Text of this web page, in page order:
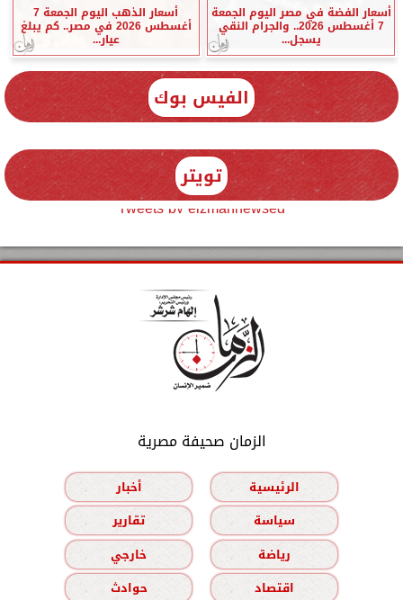
أسعار الفضة في مصر اليوم الجمعة
7 أغسطس 2026.. والجرام النقي
يسجل...
أسعار الذهب اليوم الجمعة 7
أغسطس 2026 في مصر.. كم يبلغ
عيار...
الفيس بوك
تويتر
Tweets by elzmannewseg
الزمان صحيفة مصرية
الرئيسية
أخبار
سياسة
تقارير
رياضة
خارجي
اقتصاد
حوادث